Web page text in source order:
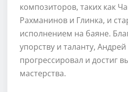
композиторов, таких как
Рахманинов и Глинка, и
исполнением на баяне.
упорству и таланту,
прогрессировал и достиг
мастерства.